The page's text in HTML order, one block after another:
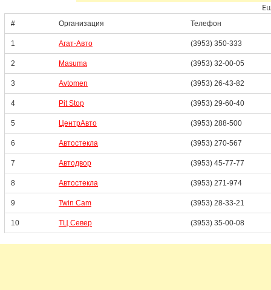
# Организация Телефон
1 Агат-Авто (3953) 350-333
2 Masuma (3953) 32-00-05
3 Avtomen (3953) 26-43-82
4 Pit Stop (3953) 29-60-40
5 ЦентрАвто (3953) 288-500
6 Автостекла (3953) 270-567
7 Автодвор (3953) 45-77-77
8 Автостекла (3953) 271-974
9 Twin Cam (3953) 28-33-21
10 ТЦ Север (3953) 35-00-08